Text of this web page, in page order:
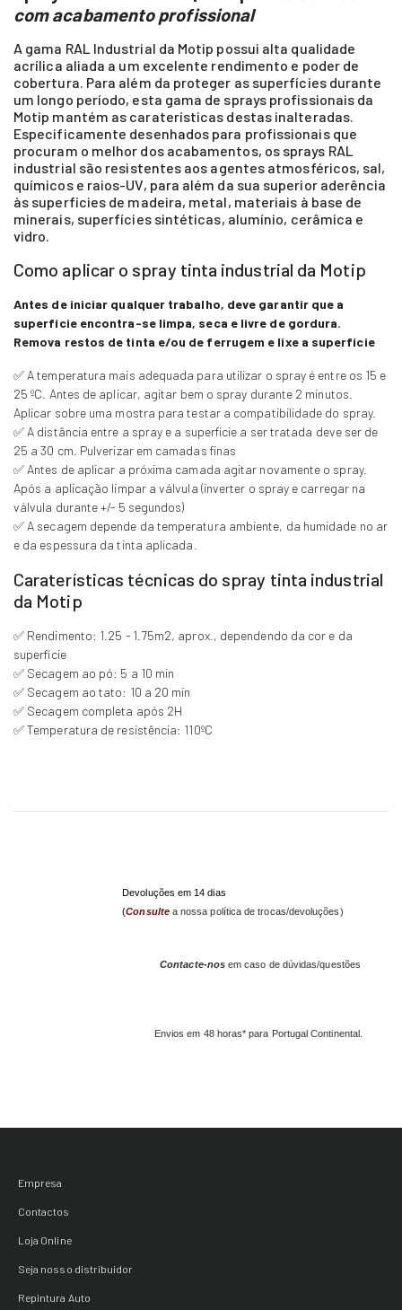
com acabamento profissional
A gama RAL Industrial da Motip possui alta qualidade
acrílica aliada a um excelente rendimento e poder de
cobertura. Para além da proteger as superfícies durante
um longo período, esta gama de sprays profissionais da
Motip mantém as caraterísticas destas inalteradas.
Especificamente desenhados para profissionais que
procuram o melhor dos acabamentos, os sprays RAL
industrial são resistentes aos agentes atmosféricos, sal,
químicos e raios-UV, para além da sua superior aderência
às superfícies de madeira, metal, materiais à base de
minerais, superfícies sintéticas, alumínio, cerâmica e
vidro.
Como aplicar o spray tinta industrial da Motip
Antes de iniciar qualquer trabalho, deve garantir que a
superfície encontra-se limpa, seca e livre de gordura.
Remova restos de tinta e/ou de ferrugem e lixe a superfície
✅ A temperatura mais adequada para utilizar o spray é entre os 15 e
25 ºC. Antes de aplicar, agitar bem o spray durante 2 minutos.
Aplicar sobre uma mostra para testar a compatibilidade do spray.
✅ A distância entre a spray e a superfície a ser tratada deve ser de
25 a 30 cm. Pulverizar em camadas finas
✅ Antes de aplicar a próxima camada agitar novamente o spray.
Após a aplicação limpar a válvula (inverter o spray e carregar na
válvula durante +/- 5 segundos)
✅ A secagem depende da temperatura ambiente, da humidade no ar
e da espessura da tinta aplicada.
Caraterísticas técnicas do spray tinta industrial
da Motip
✅ Rendimento: 1.25 - 1.75m2, aprox., dependendo da cor e da
superfície
✅ Secagem ao pó: 5 a 10 min
✅ Secagem ao tato: 10 a 20 min
✅ Secagem completa após 2H
✅ Temperatura de resistência: 110ºC
Devoluções em 14 dias
(Consultea nossa política de trocas/devoluções)
Contacte-nosem caso de dúvidas/questões
Envios em 48 horas* para Portugal Continental.
Empresa
Contactos
Loja Online
Seja nosso distribuidor
Repintura Auto